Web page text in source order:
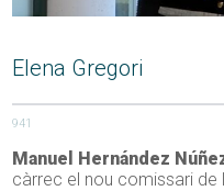
Elena Gregori
941
Manuel Hernández
càrrec el nou comissari de